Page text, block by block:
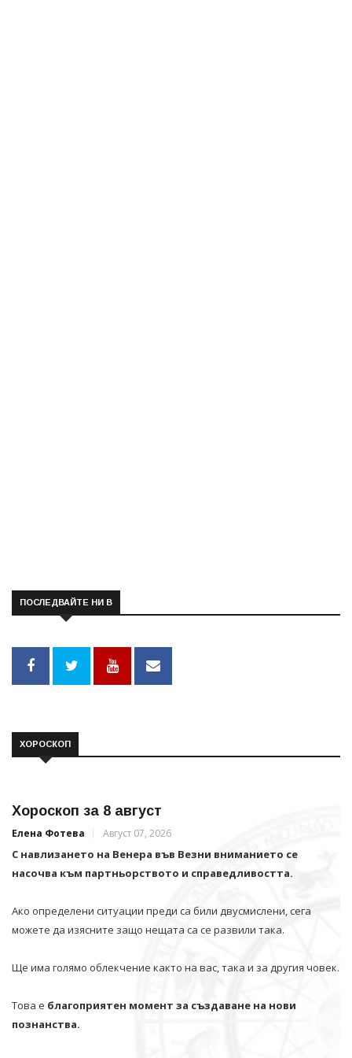
ПОСЛЕДВАЙТЕ НИ В
ХОРОСКОП
Хороскоп за 8 август
Елена Фотева Август 07, 2026
С навлизането на Венера във Везни вниманието се
насочва към партньорството и справедливостта.
Ако определени ситуации преди са били двусмислени, сега
можете да изясните защо нещата са се развили така.
Ще има голямо облекчение както на вас, така и за другия човек.
Това е благоприятен момент за създаване на нови
познанства.